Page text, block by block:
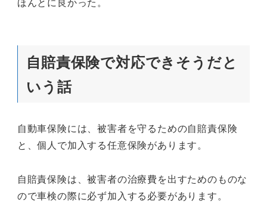
自賠責保険で対応できそうだと
いう話
自動車保険には、被害者を守るための自賠責保険
と、個人で加入する任意保険があります。
自賠責保険は、被害者の治療費を出すためのものな
ので車検の際に必ず加入する必要があります。